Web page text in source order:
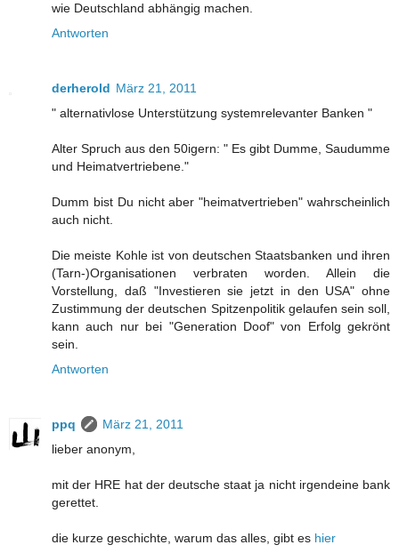
wie Deutschland abhängig machen.
Antworten
derherold März 21, 2011
" alternativlose Unterstützung systemrelevanter Banken "
Alter Spruch aus den 50igern: " Es gibt Dumme, Saudumme
und Heimatvertriebene."
Dumm bist Du nicht aber "heimatvertrieben" wahrscheinlich
auch nicht.
Die meiste Kohle ist von deutschen Staatsbanken und ihren
(Tarn-)Organisationen verbraten worden. Allein die
Vorstellung, daß "Investieren sie jetzt in den USA" ohne
Zustimmung der deutschen Spitzenpolitik gelaufen sein soll,
kann auch nur bei "Generation Doof" von Erfolg gekrönt
sein.
Antworten
ppq
März 21, 2011
lieber anonym,
mit der HRE hat der deutsche staat ja nicht irgendeine bank
gerettet.
die kurze geschichte, warum das alles, gibt es hier